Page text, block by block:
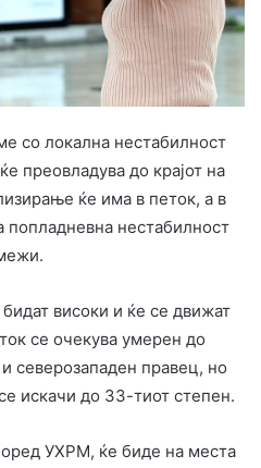
со локална нестабилност
преовладува до крајот на
ќе има в петок, а в
попладневна нестабилност
високи и ќе се движат
се очекува умерен до
северозападен правец, но
искачи до 33-тиот степен.
УХРМ, ќе биде на места